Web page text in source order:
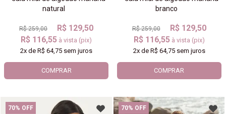
natural
R$ 259,00
R$ 129,50
R$ 116,55 à vista (pix)
2x deR$ 64,75 sem juros
COMPRAR
branco
R$ 259,00
R$ 129,50
R$ 116,55 à vista (pix)
2xde R$ 64,75sem juros
COMPRAR
70% OFF 70% OFF